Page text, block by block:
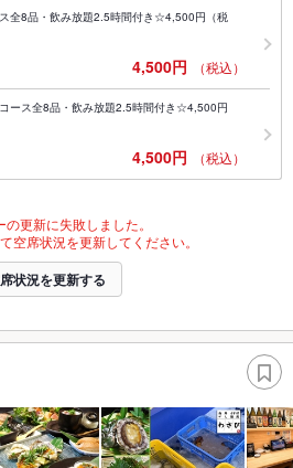
ス全8品・飲み放題2.5時間付き☆4,500円（税
4,500円 （税込）
ース全8品・飲み放題2.5時間付き☆4,500円
4,500円 （税込）
の更新に失敗しました。
空席状況を更新してください。
状況を更新する